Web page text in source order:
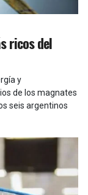
ricos del
y
de los magnates
seis argentinos